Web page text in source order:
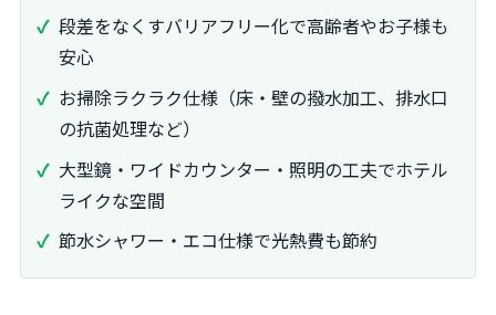
段差をなくすバリアフリー化で高齢者やお子様も
安心
お掃除ラクラク仕様（床・壁の撥水加工、排水口
の抗菌処理など）
大型鏡・ワイドカウンター・照明の工夫でホテル
ライクな空間
節水シャワー・エコ仕様で光熱費も節約